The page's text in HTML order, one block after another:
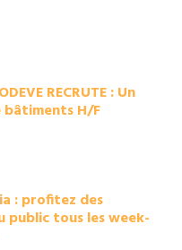
RECRUTE : Un
bâtiments H/F
: profitez des
public tous les week-